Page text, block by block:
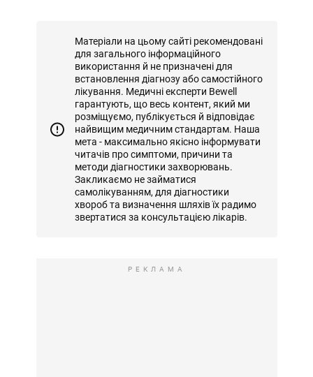
Матеріали на цьому сайті рекомендовані
для загального інформаційного
використання й не призначені для
встановлення діагнозу або самостійного
лікування. Медичні експерти Bewell
гарантують, що весь контент, який ми
розміщуємо, публікується й відповідає
найвищим медичним стандартам. Наша
мета - максимально якісно інформувати
читачів про симптоми, причини та
методи діагностики захворювань.
Закликаємо не займатися
самолікуванням, для діагностики
хвороб та визначення шляхів їх радимо
звертатися за консультацією лікарів.
РЕКЛАМА